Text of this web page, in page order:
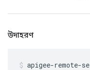
উদাহরণ
apigee-remote-